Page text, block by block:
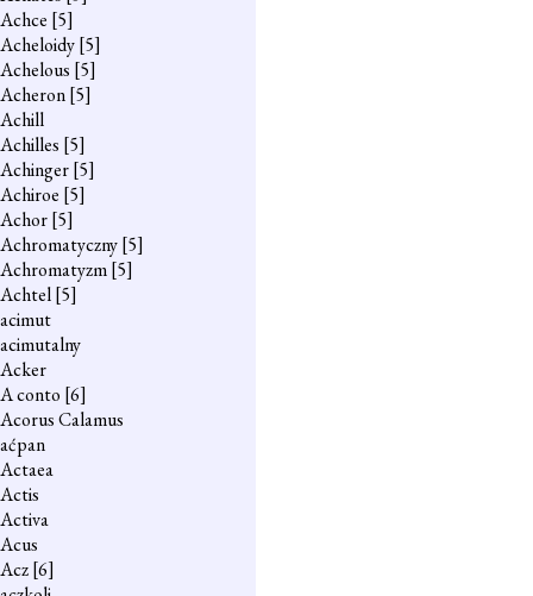
Achce [5]
Acheloidy[5]
Achelous [5]
Acheron[5]
Achill
Achilles [5]
Achinger[5]
Achiroe [5]
Achor[5]
Achromatyczny[5]
Achromatyzm[5]
Achtel[5]
acimut
acimutalny
Acker
A conto [6]
Acorus Calamus
aćpan
Actaea
Actis
Activa
Acus
Acz[6]